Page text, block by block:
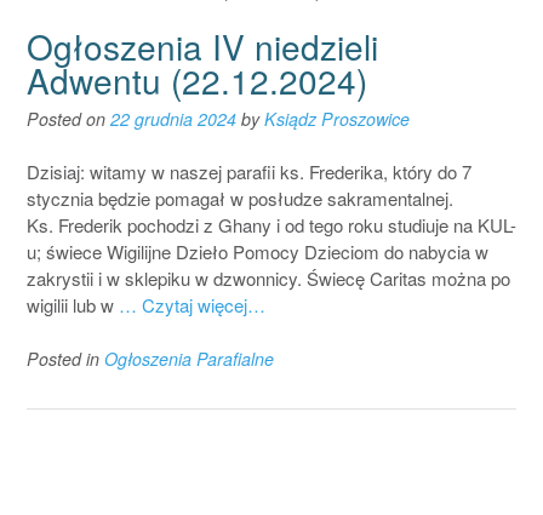
Ogłoszenia IV niedzieli
Adwentu (22.12.2024)
Posted on 22 grudnia 2024 byKsiądz Proszowice
Dzisiaj: witamy w naszej parafii ks. Frederika, który do 7
stycznia będzie pomagał w posłudze sakramentalnej.
Ks. Frederik pochodzi z Ghany i od tego roku studiuje na KUL-
u; świece Wigilijne Dzieło Pomocy Dzieciom do nabycia w
zakrystii i w sklepiku w dzwonnicy. Świecę Caritas można po
wigilii lub w … Czytaj więcej…
Posted in Ogłoszenia Parafialne